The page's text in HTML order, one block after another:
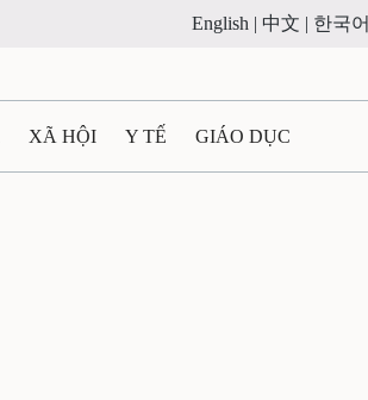
English | 中文 | 한국어
XÃ HỘI Y TẾ GIÁO DỤC
QUẢNG CÁO